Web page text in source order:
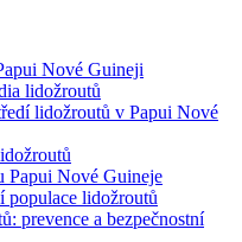
Nové Guineji
lidožroutů
lidožroutů v Papui Nové
Papui Nové Guineje
populace lidožroutů
prevence​ a‍ bezpečnostní